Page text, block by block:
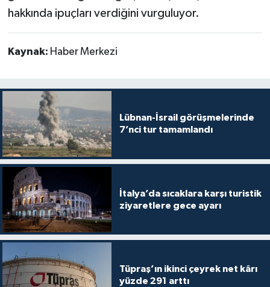
hakkında ipuçları verdiğini vurguluyor.
Kaynak: Haber Merkezi
Lübnan-İsrail görüşmelerinde
7’nci tur tamamlandı
İtalya’da sıcaklara karşı turistik
ziyaretlere gece ayarı
Tüpraş’ın ikinci çeyrek net kârı
yüzde 291 arttı